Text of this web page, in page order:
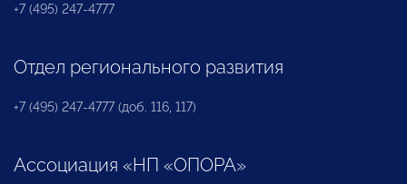
+7 (495) 247-4777
Отдел регионального развития
+7 (495) 247-4777 (доб. 116, 117)
Ассоциация «НП «ОПОРА»